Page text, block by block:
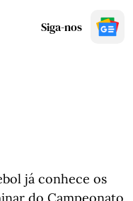
Siga-nos
já conhece os
do Campeonato